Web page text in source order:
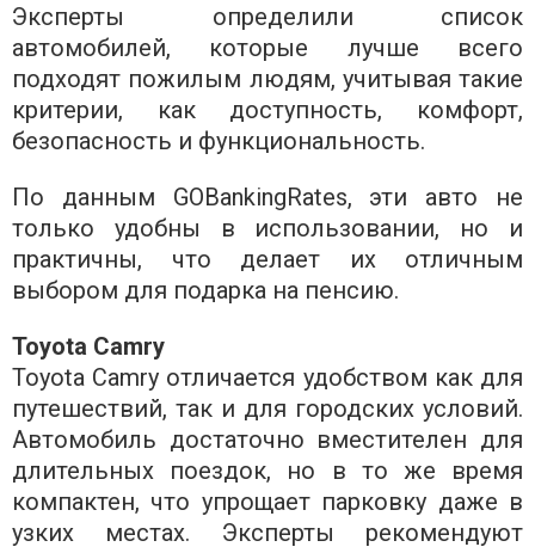
Эксперты определили список
автомобилей, которые лучше всего
подходят пожилым людям, учитывая такие
критерии, как доступность, комфорт,
безопасность и функциональность.
По данным GOBankingRates, эти авто не
только удобны в использовании, но и
практичны, что делает их отличным
выбором для подарка на пенсию.
Toyota Camry
Toyota Camry отличается удобством как для
путешествий, так и для городских условий.
Автомобиль достаточно вместителен для
длительных поездок, но в то же время
компактен, что упрощает парковку даже в
узких местах. Эксперты рекомендуют